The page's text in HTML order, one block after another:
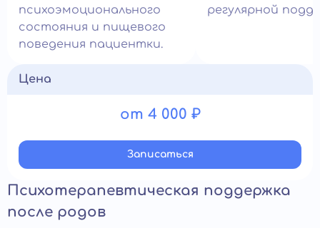
психоэмоционального
состояния и пищевого
поведения пациентки.
регулярной
Цена
от 4 000 ₽
Записатьcя
Психотерапевтическая поддержка
после родов